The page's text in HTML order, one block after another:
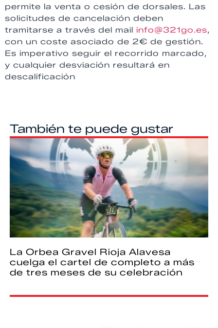
permite la venta o cesión de dorsales. Las
solicitudes de cancelación deben
tramitarse a través del mail info@321go.es,
con un coste asociado de 2€ de gestión.
Es imperativo seguir el recorrido marcado,
y cualquier desviación resultará en
descalificación
También te puede gustar
La Orbea Gravel Rioja Alavesa
cuelga el cartel de completo a más
de tres meses de su celebración